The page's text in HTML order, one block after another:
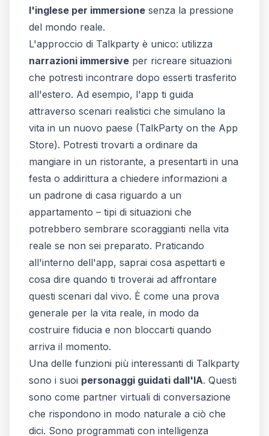
l'inglese per immersione senza la pressione
del mondo reale.
L'approccio di Talkparty è unico: utilizza
narrazioni immersive per ricreare situazioni
che potresti incontrare dopo esserti trasferito
all'estero. Ad esempio, l'app ti guida
attraverso scenari realistici che simulano la
vita in un nuovo paese (‎TalkParty on the App
Store). Potresti trovarti a ordinare da
mangiare in un ristorante, a presentarti in una
festa o addirittura a chiedere informazioni a
un padrone di casa riguardo a un
appartamento – tipi di situazioni che
potrebbero sembrare scoraggianti nella vita
reale se non sei preparato. Praticando
all'interno dell'app, saprai cosa aspettarti e
cosa dire quando ti troverai ad affrontare
questi scenari dal vivo. È come una prova
generale per la vita reale, in modo da
costruire fiducia e non bloccarti quando
arriva il momento.
Una delle funzioni più interessanti di Talkparty
sono i suoi personaggi guidati dall'IA. Questi
sono come partner virtuali di conversazione
che rispondono in modo naturale a ciò che
dici. Sono programmati con intelligenza